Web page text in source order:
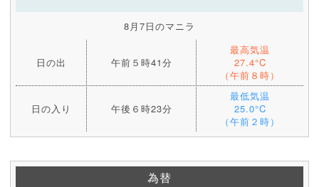
8月7日のマニラ
日の出 午前５時41分
最高気温
27.4°C
（午前８時）
日の入り 午後６時23分
最低気温
25.0°C
（午前２時）
為替